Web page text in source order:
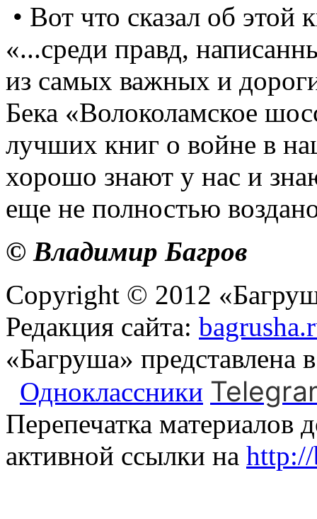
• Вот что сказал об
«...среди правд,
из самых важных и
Бека «Волоколамское
лучших книг о войне в
хорошо знают у нас и
еще не полностью
© Владимир Багров
Copyright © 2012
Редакция сайта:
«Багруша» представлена
Одноклассники
Перепечатка материалов
активной ссылки на http://